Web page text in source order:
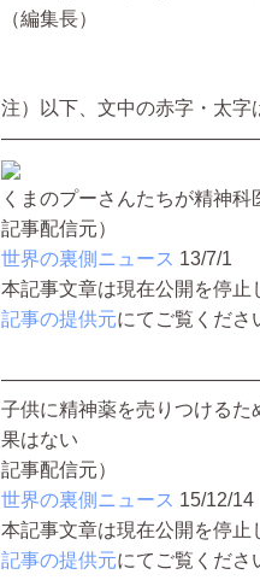
（編集長）
注）以下、文中の赤字・太字
くまのプーさんたちが精神科
記事配信元）
世界の裏側ニュース 13/7/1
本記事文章は現在公開を停止
記事の提供元にてご覧くださ
子供に精神薬を売りつける
果はない
記事配信元）
世界の裏側ニュース 15/12/14
本記事文章は現在公開を停止
記事の提供元にてご覧くださ